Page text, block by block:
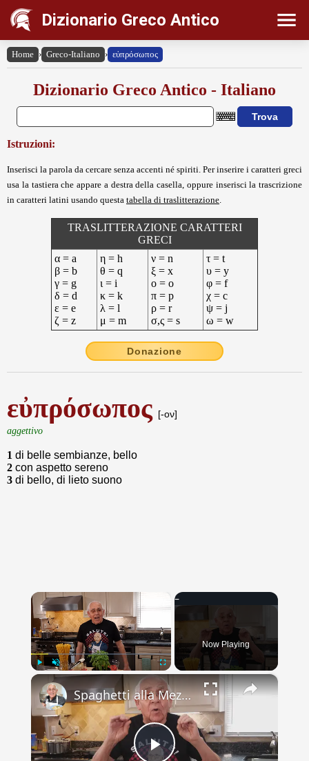
Dizionario Greco Antico
Home › Greco-Italiano › εὐπρόσωπος
Dizionario Greco Antico - Italiano
Istruzioni:
Inserisci la parola da cercare senza accenti né spiriti. Per inserire i caratteri greci
usa la tastiera che appare a destra della casella, oppure inserisci la trascrizione
in caratteri latini usando questa tabella di traslitterazione
TRASLITTERAZIONE CARATTERI
GRECI
α = a
β = b
γ = g
δ = d
ε = e
ζ = z
η = h
θ = q
ι = i
κ = k
λ = l
μ = m
ν = n
ξ = x
ο = o
π = p
ρ = r
σ,ς = s
τ = t
υ = y
φ = f
χ = c
ψ = j
ω = w
Donazione
εὐπρόσωπος [-ον]
aggettivo
1 di belle sembianze, bello
2 con aspetto sereno
3 di bello, di lieto suono
Unmute
Now Playing
×
Spaghetti alla Mezzanotte Recipe